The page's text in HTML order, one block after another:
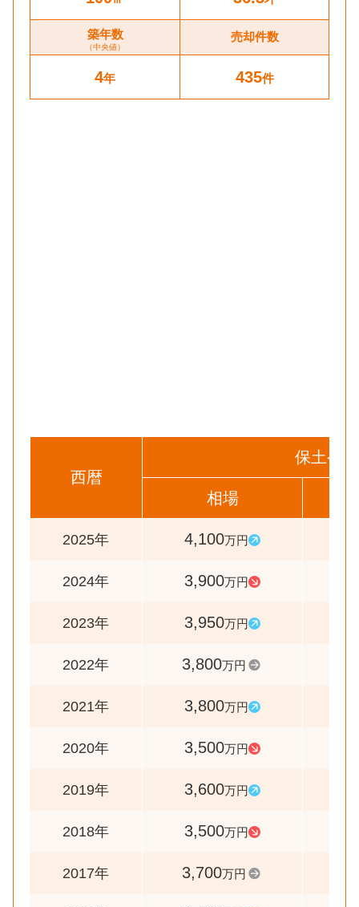
築年数
（中央値）
売却件数
4年 435件
西暦
保土ケ
相場
2025年 4,100万円
2024年 3,900万円
2023年 3,950万円
2022年 3,800万円
2021年 3,800万円
2020年 3,500万円
2019年 3,600万円
2018年 3,500万円
2017年 3,700万円